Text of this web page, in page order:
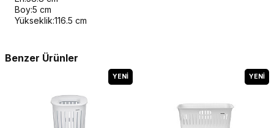
Boy:5 cm
Yükseklik:116.5 cm
Benzer Ürünler
YENI YENI